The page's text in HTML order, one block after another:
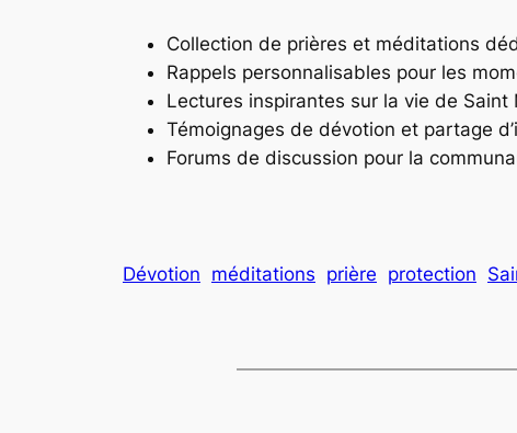
Collection de prières et méditations
Rappels personnalisables pour les
Lectures inspirantes sur la vie de Saint
Témoignages de dévotion et partage
Forums de discussion pour la
Dévotion méditations prière protection